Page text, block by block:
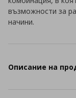
възможности за
начини.
Описание на